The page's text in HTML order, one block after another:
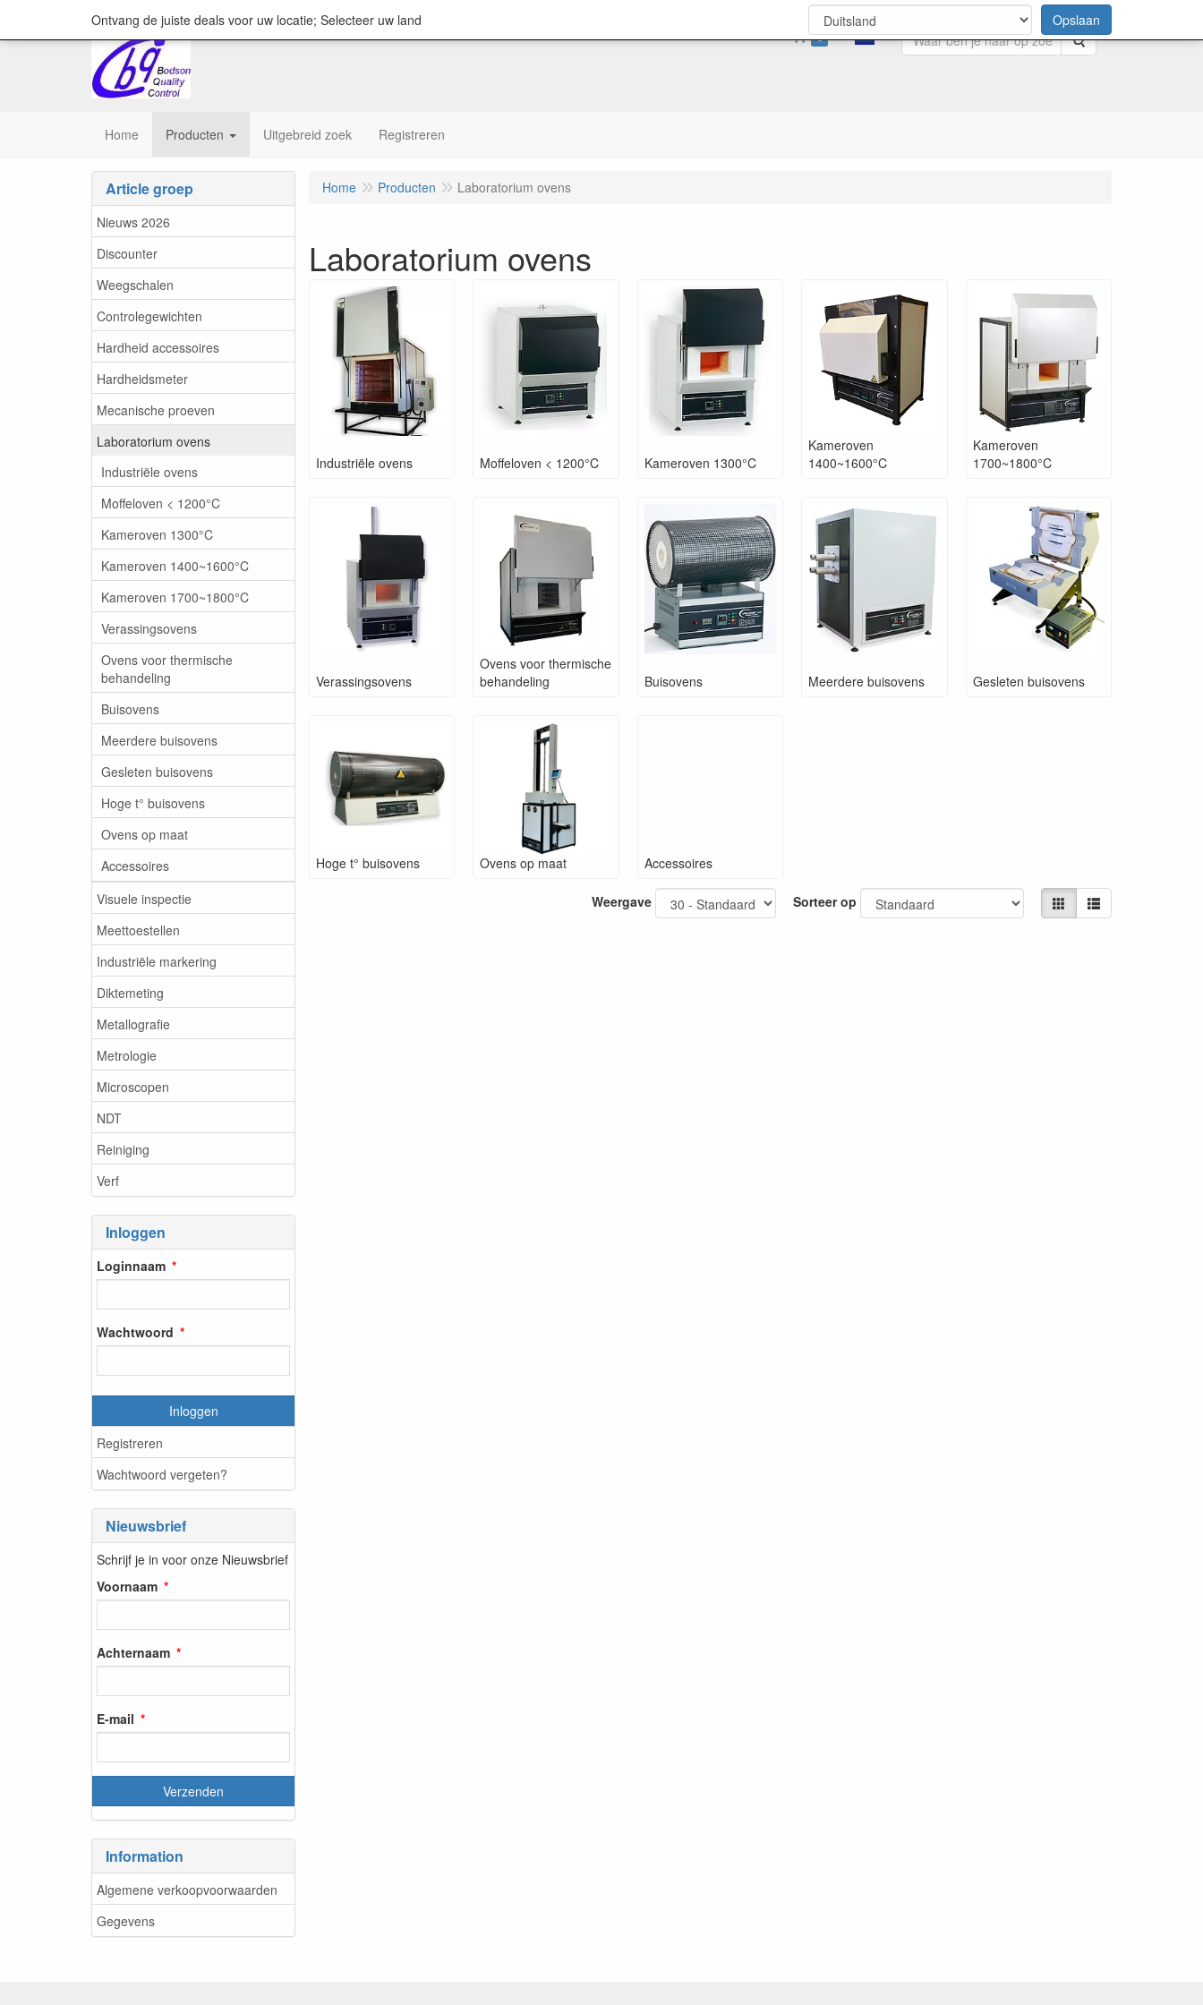
0 Zoeken
Home Producten Uitgebreid zoek Registreren
Article groep
Nieuws 2026
Discounter
Weegschalen
Controlegewichten
Hardheid accessoires
Hardheidsmeter
Mecanische proeven
Laboratorium ovens
Industriële ovens
Moffeloven < 1200°C
Kameroven 1300°C
Kameroven 1400~1600°C
Kameroven 1700~1800°C
Verassingsovens
Ovens voor thermische
behandeling
Buisovens
Meerdere buisovens
Gesleten buisovens
Hoge t° buisovens
Ovens op maat
Accessoires
Visuele inspectie
Meettoestellen
Industriële markering
Diktemeting
Metallografie
Metrologie
Microscopen
NDT
Reiniging
Verf
Inloggen
Loginnaam
Wachtwoord
Inloggen
Registreren
Wachtwoord vergeten?
Nieuwsbrief
Schrijf je in voor onze Nieuwsbrief
Voornaam
Achternaam
E-mail
Information
Algemene verkoopvoorwaarden
Gegevens
Home Producten Laboratorium ovens
Laboratorium ovens
Industriële ovens Moffeloven < 1200°C Kameroven 1300°C
Kameroven
1400~1600°C
Kameroven
1700~1800°C
Verassingsovens
Ovens voor thermische
behandeling
Buisovens Meerdere buisovens Gesleten buisovens
Hoge t° buisovens Ovens op maat Accessoires
Weergave Sorteer op
Ontvang de juiste deals voor uw locatie; Selecteer uw land Opslaan